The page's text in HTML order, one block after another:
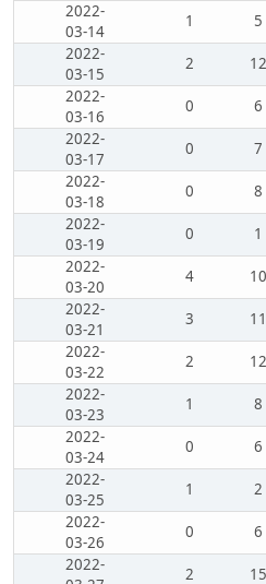
2022-
03-14
1 5
2022-
03-15
2 12
2022-
03-16
0 6
2022-
03-17
0 7
2022-
03-18
0 8
2022-
03-19
0 1
2022-
03-20
4 10
2022-
03-21
3 11
2022-
03-22
2 12
2022-
03-23
1 8
2022-
03-24
0 6
2022-
03-25
1 2
2022-
03-26
0 6
2022-
2 15